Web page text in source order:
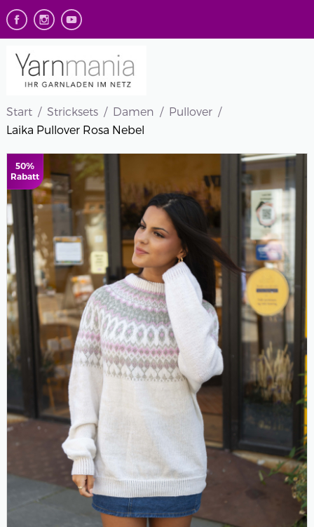
Start Stricksets Damen
Pullover
Laika Pullover Rosa Nebel
50%
Rabatt